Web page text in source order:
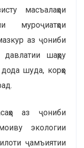
масъалаҳои
муроҷиатҳои
аз ҷониби
давлатии шаҳру
шуда, корҳо
аз ҷониби
экологии
ҷамъиятии